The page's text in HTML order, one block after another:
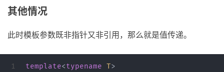
其他情况
此时模板参数既非指针又非引用，那么就是值传递。
1
template<typename T>